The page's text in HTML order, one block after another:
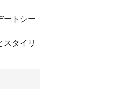
ートシー
スタイリ